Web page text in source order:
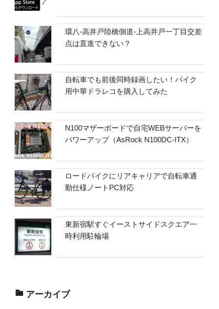
環八-高井戸陸橋側道-上高井戸一丁目交差
点は直進できない？
自転車でも前後同時録画したい！バイク
用中華ドラレコを購入してみた
N100マザーボードで自宅WEBサーバーを
パワーアップ（AsRock N100DC-ITX）
ロードバイクにリアキャリアで自転車通
勤仕様ノートPC対応
東新宿駅すぐイーストサイドスクエア一
時利用駐輪場
アーカイブ